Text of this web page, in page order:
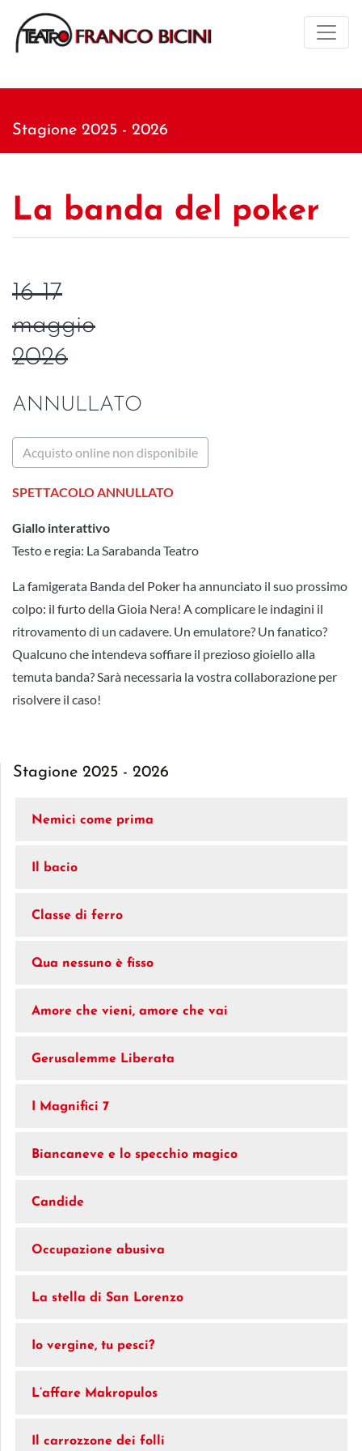
Stagione 2025 - 2026
La banda del poker
16-17
maggio
2026
ANNULLATO
Acquisto online non disponibile
SPETTACOLO ANNULLATO
Giallo interattivo
Testo e regia: La Sarabanda Teatro
La famigerata Banda del Poker ha annunciato il suo prossimo
colpo: il furto della Gioia Nera! A complicare le indagini il
ritrovamento di un cadavere. Un emulatore? Un fanatico?
Qualcuno che intendeva soffiare il prezioso gioiello alla
temuta banda? Sarà necessaria la vostra collaborazione per
risolvere il caso!
Stagione 2025 - 2026
Nemici come prima
Il bacio
Classe di ferro
Qua nessuno è fisso
Amore che vieni, amore che vai
Gerusalemme Liberata
I Magnifici 7
Biancaneve e lo specchio magico
Candide
Occupazione abusiva
La stella di San Lorenzo
Io vergine, tu pesci?
L’affare Makropulos
Il carrozzone dei folli